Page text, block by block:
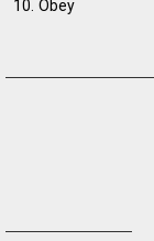
10. Obey